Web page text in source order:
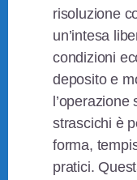
risoluzione
un’intesa
condizioni
deposito e
strascichi è
forma,
pratici.